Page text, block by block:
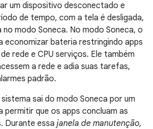
um dispositivo desconectado e
de tempo, com a tela é desligada,
modo Soneca. No modo Soneca, o
economizar bateria restringindo apps
rede e CPU serviços. Ele também
a rede e adia suas tarefas,
padrão.
sai do modo Soneca por um
permitir que os apps concluam as
Durante essa janela de manutenção,